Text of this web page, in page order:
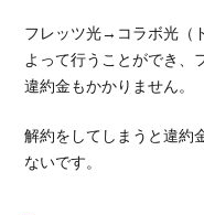
フレッツ光→コラボ光（
よって行うことができ、
違約金もかかりません。
解約をしてしまうと違約
ないです。